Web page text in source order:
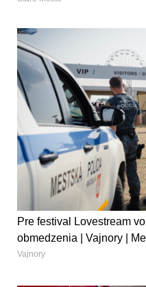
Pre festival Lovestream
obmedzenia | Vajnory |
Vajnory